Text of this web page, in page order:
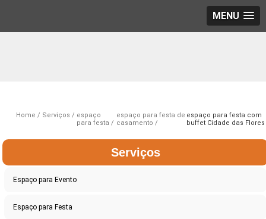
MENU
Home Serviços
espaço
para festa
espaço para festa de
casamento
espaço para festa com
buffet Cidade das Flores
Serviços
Espaço para Evento
Espaço para Festa